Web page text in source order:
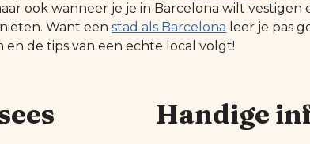
ook wanneer je je in Barcelona wilt
Want eenstad als Barcelona leer je pas
de tips van een echte local volgt!
Handige